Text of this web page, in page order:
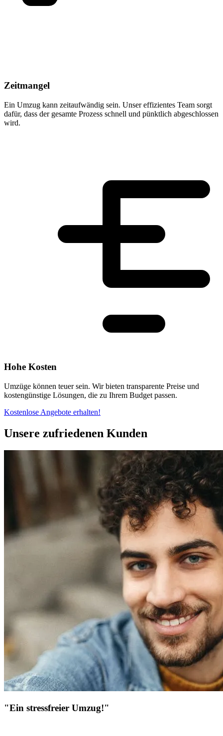
Zeitmangel
Ein Umzug kann zeitaufwändig sein. Unser effizientes Team sorgt
dafür, dass der gesamte Prozess schnell und pünktlich abgeschlossen
wird.
Hohe Kosten
Umzüge können teuer sein. Wir bieten transparente Preise und
kostengünstige Lösungen, die zu Ihrem Budget passen.
Kostenlose Angebote erhalten!
Unsere zufriedenen Kunden
"Ein stressfreier Umzug!"